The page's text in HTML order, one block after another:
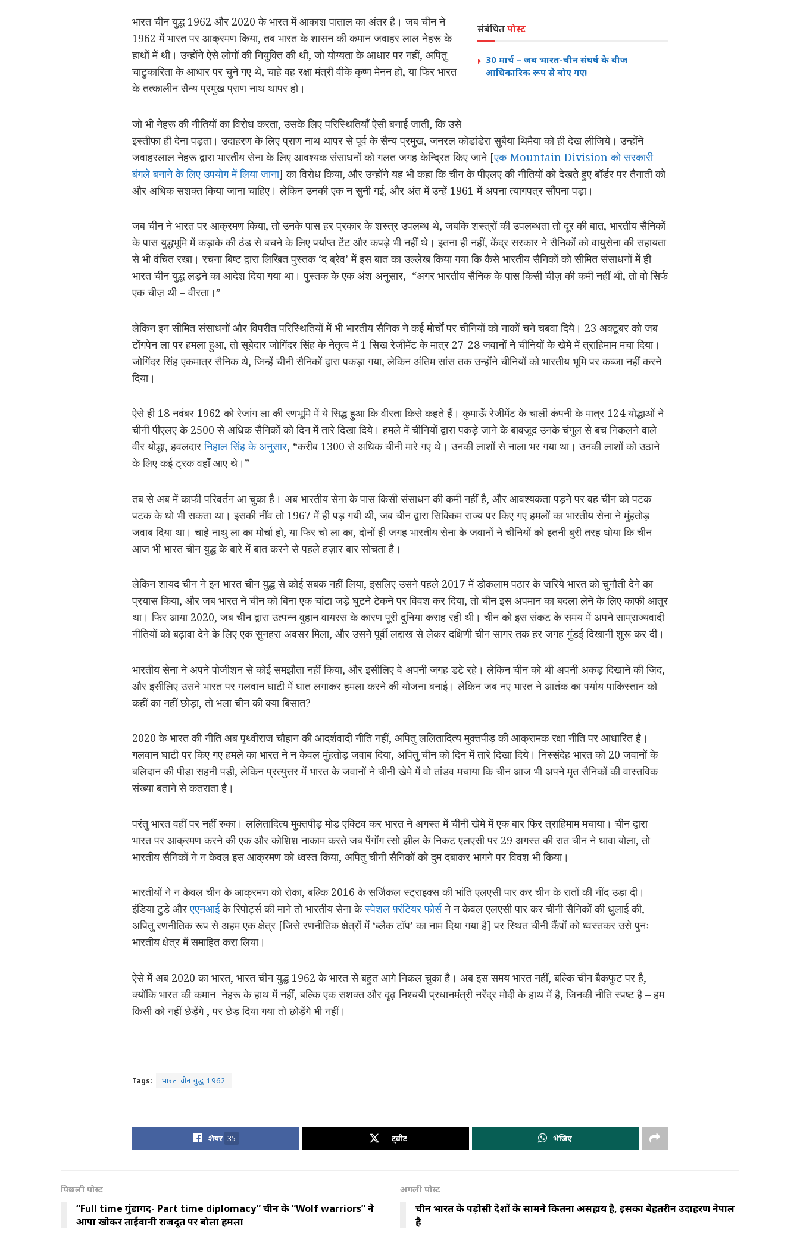
संबंधितपोस्ट
30 मार्च – जब भारत-चीन संघर्ष के बीज
आधिकारिक रूप से बोए गए!
भारत चीन युद्ध 1962 और 2020 के भारत में आकाश पाताल का अंतर है। जब चीन ने
1962 में भारत पर आक्रमण किया, तब भारत के शासन की कमान जवाहर लाल नेहरू के
हाथों में थी। उन्होंने ऐसे लोगों की नियुक्ति की थी, जो योग्यता के आधार पर नहीं, अपितु
चाटुकारिता के आधार पर चुने गए थे, चाहे वह रक्षा मंत्री वीके कृष्ण मेनन हो, या फिर भारत
के तत्कालीन सैन्य प्रमुख प्राण नाथ थापर हो।
जो भी नेहरू की नीतियों का विरोध करता, उसके लिए परिस्थितियाँ ऐसी बनाई जाती, कि उसे
इस्तीफा ही देना पड़ता। उदाहरण के लिए प्राण नाथ थापर से पूर्व के सैन्य प्रमुख, जनरल कोडांडेरा सुबैया थिमैया को ही देख लीजिये। उन्होंने
जवाहरलाल नेहरू द्वारा भारतीय सेना के लिए आवश्यक संसाधनों को गलत जगह केन्द्रित किए जाने [एक Mountain Division को सरकारी
बंगले बनाने के लिए उपयोग में लिया जाना] का विरोध किया, और उन्होंने यह भी कहा कि चीन के पीएलए की नीतियों को देखते हुए बॉर्डर पर तैनाती को
और अधिक सशक्त किया जाना चाहिए। लेकिन उनकी एक न सुनी गई, और अंत में उन्हें 1961 में अपना त्यागपत्र सौंपना पड़ा।
जब चीन ने भारत पर आक्रमण किया, तो उनके पास हर प्रकार के शस्त्र उपलब्ध थे, जबकि शस्त्रों की उपलब्धता तो दूर की बात, भारतीय सैनिकों
के पास युद्धभूमि में कड़ाके की ठंड से बचने के लिए पर्याप्त टेंट और कपड़े भी नहीं थे। इतना ही नहीं, केंद्र सरकार ने सैनिकों को वायुसेना की सहायता
से भी वंचित रखा। रचना बिष्ट द्वारा लिखित पुस्तक ‘द ब्रेव’ में इस बात का उल्लेख किया गया कि कैसे भारतीय सैनिकों को सीमित संसाधनों में ही
भारत चीन युद्ध लड़ने का आदेश दिया गया था। पुस्तक के एक अंश अनुसार, “अगर भारतीय सैनिक के पास किसी चीज़ की कमी नहीं थी, तो वो सिर्फ
एक चीज़ थी – वीरता।”
लेकिन इन सीमित संसाधनों और विपरीत परिस्थितियों में भी भारतीय सैनिक ने कई मोर्चों पर चीनियों को नाकों चने चबवा दिये। 23 अक्टूबर को जब
टोंगपेन ला पर हमला हुआ, तो सूबेदार जोगिंदर सिंह के नेतृत्व में 1 सिख रेजीमेंट के मात्र 27-28 जवानों ने चीनियों के खेमे में त्राहिमाम मचा दिया।
जोगिंदर सिंह एकमात्र सैनिक थे, जिन्हें चीनी सैनिकों द्वारा पकड़ा गया, लेकिन अंतिम सांस तक उन्होंने चीनियों को भारतीय भूमि पर कब्जा नहीं करने
दिया।
ऐसे ही 18 नवंबर 1962 को रेजांग ला की रणभूमि में ये सिद्ध हुआ कि वीरता किसे कहते हैं। कुमाऊँ रेजीमेंट के चार्ली कंपनी के मात्र 124 योद्धाओं ने
चीनी पीएलए के 2500 से अधिक सैनिकों को दिन में तारे दिखा दिये। हमले में चीनियों द्वारा पकड़े जाने के बावजूद उनके चंगुल से बच निकलने वाले
वीर योद्धा, हवलदारनिहाल सिंह के अनुसार, “करीब 1300 से अधिक चीनी मारे गए थे। उनकी लाशों से नाला भर गया था। उनकी लाशों को उठाने
के लिए कई ट्रक वहाँ आए थे।”
तब से अब में काफी परिवर्तन आ चुका है। अब भारतीय सेना के पास किसी संसाधन की कमी नहीं है, और आवश्यकता पड़ने पर वह चीन को पटक
पटक के धो भी सकता था। इसकी नींव तो 1967 में ही पड़ गयी थी, जब चीन द्वारा सिक्किम राज्य पर किए गए हमलों का भारतीय सेना ने मुंहतोड़
जवाब दिया था। चाहे नाथु ला का मोर्चा हो, या फिर चो ला का, दोनों ही जगह भारतीय सेना के जवानों ने चीनियों को इतनी बुरी तरह धोया कि चीन
आज भी भारत चीन युद्ध के बारे में बात करने से पहले हज़ार बार सोचता है।
लेकिन शायद चीन ने इन भारत चीन युद्ध से कोई सबक नहीं लिया, इसलिए उसने पहले 2017 में डोकलाम पठार के जरिये भारत को चुनौती देने का
प्रयास किया, और जब भारत ने चीन को बिना एक चांटा जड़े घुटने टेकने पर विवश कर दिया, तो चीन इस अपमान का बदला लेने के लिए काफी आतुर
था। फिर आया 2020, जब चीन द्वारा उत्पन्न वुहान वायरस के कारण पूरी दुनिया कराह रही थी। चीन को इस संकट के समय में अपने साम्राज्यवादी
नीतियों को बढ़ावा देने के लिए एक सुनहरा अवसर मिला, और उसने पूर्वी लद्दाख से लेकर दक्षिणी चीन सागर तक हर जगह गुंडई दिखानी शुरू कर दी।
भारतीय सेना ने अपने पोजीशन से कोई समझौता नहीं किया, और इसीलिए वे अपनी जगह डटे रहे। लेकिन चीन को थी अपनी अकड़ दिखाने की ज़िद,
और इसीलिए उसने भारत पर गलवान घाटी में घात लगाकर हमला करने की योजना बनाई। लेकिन जब नए भारत ने आतंक का पर्याय पाकिस्तान को
कहीं का नहीं छोड़ा, तो भला चीन की क्या बिसात?
2020 के भारत की नीति अब पृथ्वीराज चौहान की आदर्शवादी नीति नहीं, अपितु ललितादित्य मुक्तपीड़ की आक्रामक रक्षा नीति पर आधारित है।
गलवान घाटी पर किए गए हमले का भारत ने न केवल मुंहतोड़ जवाब दिया, अपितु चीन को दिन में तारे दिखा दिये। निस्संदेह भारत को 20 जवानों के
बलिदान की पीड़ा सहनी पड़ी, लेकिन प्रत्युत्तर में भारत के जवानों ने चीनी खेमे में वो तांडव मचाया कि चीन आज भी अपने मृत सैनिकों की वास्तविक
संख्या बताने से कतराता है।
परंतु भारत वहीं पर नहीं रुका। ललितादित्य मुक्तपीड़ मोड एक्टिव कर भारत ने अगस्त में चीनी खेमे में एक बार फिर त्राहिमाम मचाया। चीन द्वारा
भारत पर आक्रमण करने की एक और कोशिश नाकाम करते जब पेंगोंग त्सो झील के निकट एलएसी पर 29 अगस्त की रात चीन ने धावा बोला, तो
भारतीय सैनिकों ने न केवल इस आक्रमण को ध्वस्त किया, अपितु चीनी सैनिकों को दुम दबाकर भागने पर विवश भी किया।
भारतीयों ने न केवल चीन के आक्रमण को रोका, बल्कि 2016 के सर्जिकल स्ट्राइक्स की भांति एलएसी पार कर चीन के रातों की नींद उड़ा दी।
इंडिया टुडे औरएएनआईके रिपोर्ट्स की माने तो भारतीय सेना केस्पेशल फ़्रंटियर फोर्सने न केवल एलएसी पार कर चीनी सैनिकों की धुलाई की,
अपितु रणनीतिक रूप से अहम एक क्षेत्र [जिसे रणनीतिक क्षेत्रों में ‘ब्लैक टॉप’ का नाम दिया गया है] पर स्थित चीनी कैंपों को ध्वस्तकर उसे पुनः
भारतीय क्षेत्र में समाहित करा लिया।
ऐसे में अब 2020 का भारत, भारत चीन युद्ध 1962 के भारत से बहुत आगे निकल चुका है। अब इस समय भारत नहीं, बल्कि चीन बैकफुट पर है,
क्योंकि भारत की कमान नेहरू के हाथ में नहीं, बल्कि एक सशक्त और दृढ़ निश्चयी प्रधानमंत्री नरेंद्र मोदी के हाथ में है, जिनकी नीति स्पष्ट है – हम
किसी को नहीं छेड़ेंगे , पर छेड़ दिया गया तो छोड़ेंगे भी नहीं।
Tags: भारत चीन युद्ध 1962
शेयर 35 ट्वीट भेजिए
पिछली पोस्ट
“Full time गुंडागर्दी- Part time diplomacy” चीन के “Wolf warriors” ने
आपा खोकर ताईवानी राजदूत पर बोला हमला
अगली पोस्ट
चीन भारत के पड़ोसी देशों के सामने कितना असहाय है, इसका बेहतरीन उदाहरण नेपाल
है